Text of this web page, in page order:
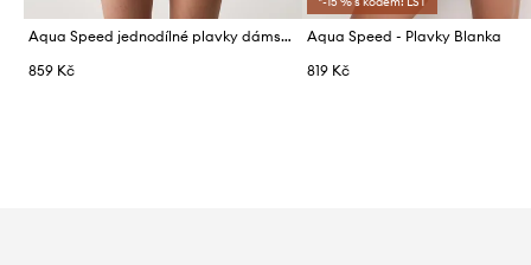
Aqua Speed jednodílné plavky dámské
859 Kč
Aqua Speed - Plavky Blanka
819 Kč